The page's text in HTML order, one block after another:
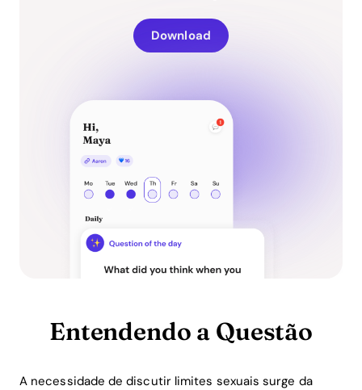
Download
Entendendo a Questão
A necessidade de discutir limites sexuais surge da